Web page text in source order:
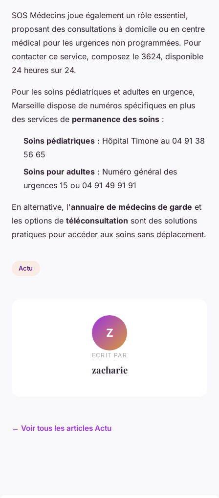
SOS Médecins joue également un rôle essentiel,
proposant des consultations à domicile ou en centre
médical pour les urgences non programmées. Pour
contacter ce service, composez le 3624, disponible
24 heures sur 24.
Pour les soins pédiatriques et adultes en urgence,
Marseille dispose de numéros spécifiques en plus
des services de permanence des soins :
Soins pédiatriques : Hôpital Timone au 04 91 38
56 65
Soins pour adultes : Numéro général des
urgences 15 ou 04 91 49 91 91
En alternative, l'annuaire de médecins de garde et
les options de téléconsultation sont des solutions
pratiques pour accéder aux soins sans déplacement.
Actu
Z
ECRIT PAR
zacharie
← Voir tous les articles Actu